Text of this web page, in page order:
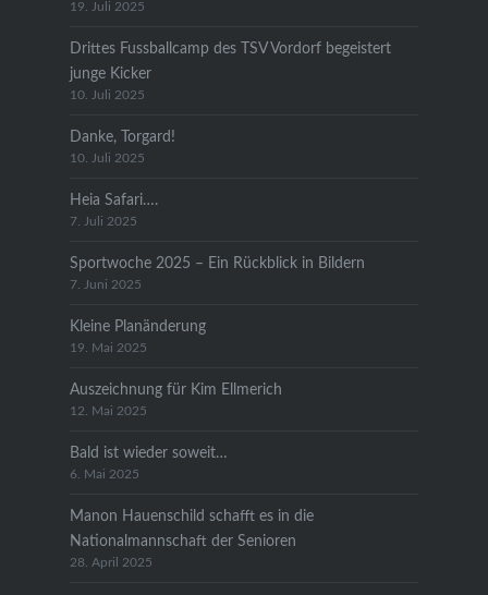
19. Juli 2025
Drittes Fussballcamp des TSV Vordorf begeistert
junge Kicker
10. Juli 2025
Danke, Torgard!
10. Juli 2025
Heia Safari….
7. Juli 2025
Sportwoche 2025 – Ein Rückblick in Bildern
7. Juni 2025
Kleine Planänderung
19. Mai 2025
Auszeichnung für Kim Ellmerich
12. Mai 2025
Bald ist wieder soweit…
6. Mai 2025
Manon Hauenschild schafft es in die
Nationalmannschaft der Senioren
28. April 2025